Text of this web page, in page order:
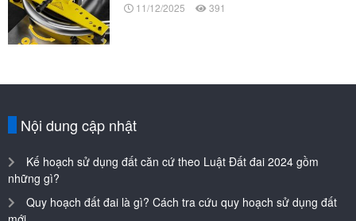
11/12/2025 391
Nội dung cập nhật
Kế hoạch sử dụng đất căn cứ theo Luật Đất đai 2024 gồm
những gì?
Quy hoạch đất đai là gì? Cách tra cứu quy hoạch sử dụng đất